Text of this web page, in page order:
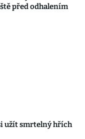
před odhalením
užít smrtelný hřích